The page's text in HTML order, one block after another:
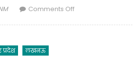
Comments Offon
प्रदेश लखनऊ